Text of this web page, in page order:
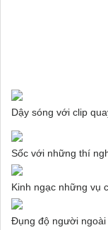
Dậy sóng với clip
Sốc với những thí
Kinh ngạc những vụ
Đụng độ người ngoài